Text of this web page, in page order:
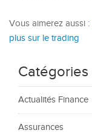
Vous aimerez aussi :
plus sur le trading
Catégories
Actualités Finance
Assurances